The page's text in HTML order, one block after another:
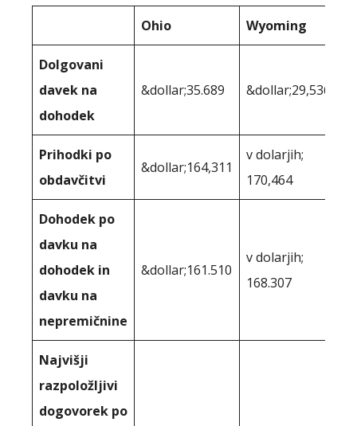
Ohio Wyoming
Dolgovani
davek na
dohodek
&dollar;35.689 &dollar;29,536
Prihodki po
obdavčitvi
&dollar;164,311
v dolarjih;
170,464
Dohodek po
davku na
dohodek in
davku na
nepremičnine
&dollar;161.510
v dolarjih;
168.307
Najvišji
razpoložljivi
dogovorek po